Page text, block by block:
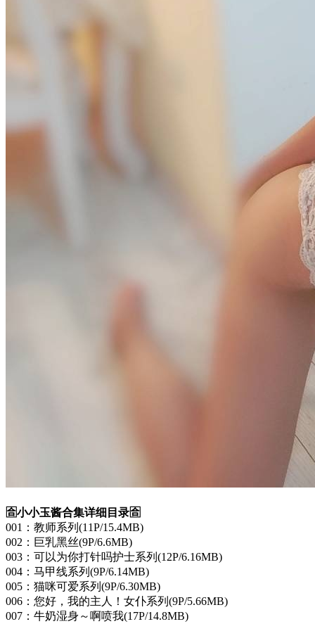
🈴小小玉酱合集详细目录🈴
001：教师系列(11P/15.4MB)
002：巨乳黑丝(9P/6.6MB)
003：可以为你打针吗护士系列(12P/6.16MB)
004：马甲线系列(9P/6.14MB)
005：猫咪可爱系列(9P/6.30MB)
006：您好，我的主人！女仆系列(9P/5.66MB)
007：牛奶湿身～啊喷我(17P/14.8MB)